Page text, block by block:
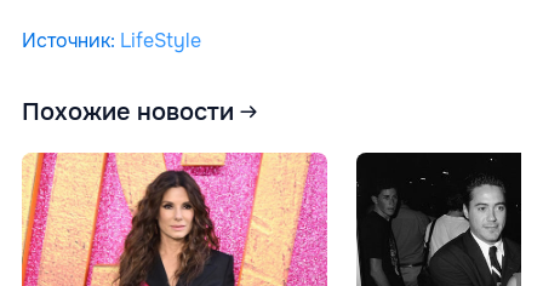
Источник: LifeStyle
Похожие новости